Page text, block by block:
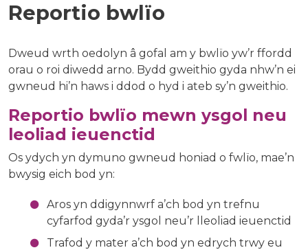
Reportio bwlïo
Dweud wrth oedolyn â gofal am y bwlïo yw’r ffordd
orau o roi diwedd arno. Bydd gweithio gyda nhw’n ei
gwneud hi’n haws i ddod o hyd i ateb sy’n gweithio.
Reportio bwlïo mewn ysgol neu
leoliad ieuenctid
Os ydych yn dymuno gwneud honiad o fwlïo, mae’n
bwysig eich bod yn:
Aros yn ddigynnwrf a’ch bod yn trefnu
cyfarfod gyda’r ysgol neu’r lleoliad ieuenctid
Trafod y mater a’ch bod yn edrych trwy eu